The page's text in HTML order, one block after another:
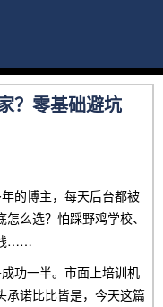
？零基础避坑
的博主，每天后台都被
么选？怕踩野鸡学校、
钱……
功一半。市面上培训机
承诺比比皆是，今天这篇